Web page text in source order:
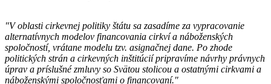
"V oblasti cirkevnej politiky štátu sa zasadíme za vypracovanie
alternatívnych modelov financovania cirkví a náboženských
spoločností, vrátane modelu tzv. asignačnej dane. Po zhode
politických strán a cirkevných inštitúcií pripravíme návrhy právnych
úprav a príslušné zmluvy so Svätou stolicou a ostatnými cirkvami a
náboženskými spoločnosťami o financovaní."